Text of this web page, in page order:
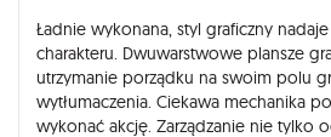
Ładnie wykonana, styl graficzny
charakteru. Dwuwarstwowe plansze
utrzymanie porządku na swoim polu
wytłumaczenia. Ciekawa mechanika
wykonać akcję. Zarządzanie nie tylko